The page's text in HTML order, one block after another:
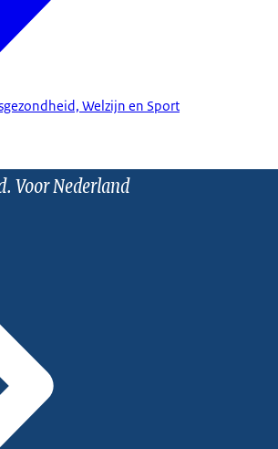
Welzijn en Sport
Voor Nederland